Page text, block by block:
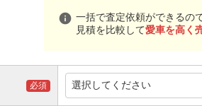
info 一括で査定依頼ができるの
見積を比較して愛車を高く
必須 選択してください